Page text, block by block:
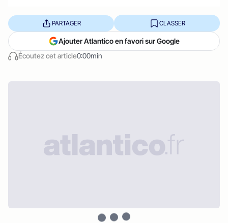
Écoutez cet article0:00min
PARTAGER CLASSER
Ajouter Atlantico en favori sur Google